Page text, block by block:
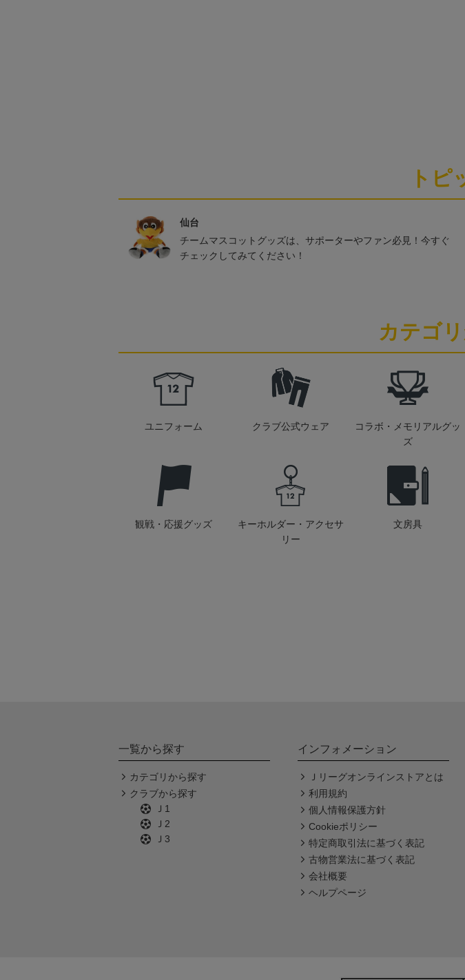
トピ
仙台
チームマスコットグッズは、サポーターやファン必見！今すぐ
チェックしてみてください！
カテゴ
ユニフォーム クラブ公式ウェア
コラボ・メモリアルグッ
ズ
観戦・応援グッズ
キーホルダー・アクセサ
リー
文房具
一覧から探す
カテゴリから探す
クラブから探す
Ｊ1
Ｊ2
Ｊ3
インフォメーション
Ｊリーグオンラインストアとは
利用規約
個人情報保護方針
Cookieポリシー
特定商取引法に基づく表記
古物営業法に基づく表記
会社概要
ヘルプページ